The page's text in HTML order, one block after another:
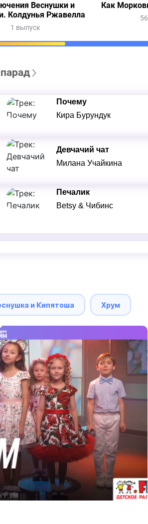
Веснушки и
Колдунья Ржавелла
1 выпуск
Как
Почему
Кира Бурундук
Девчачий чат
Милана Учайкина
Печалик
Betsy & Чибинс
и Кипятоша Хрум